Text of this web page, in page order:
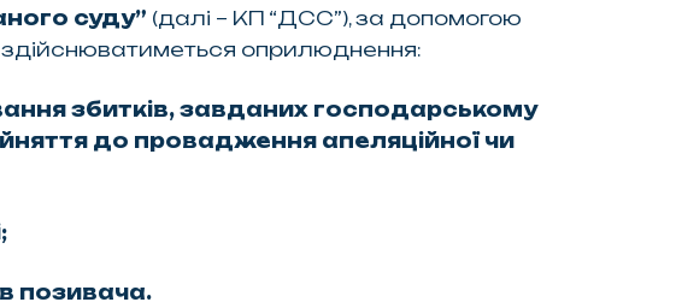
суду” (далі – КП “ДСС”), за допомогою
здійснюватиметься оприлюднення:
збитків, завданих господарському
до провадження апеляційної чи
позивача.